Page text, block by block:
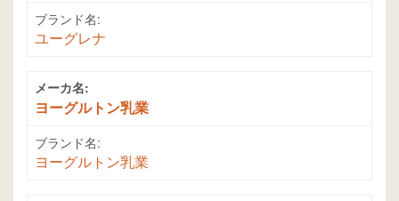
ブランド名:
ユーグレナ
メーカ名:
ヨーグルトン乳業
ブランド名:
ヨーグルトン乳業